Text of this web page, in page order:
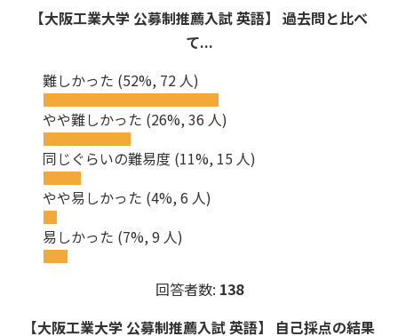
【大阪工業大学 公募制推薦入試 英語】 過去問と比べ
て...
難しかった (52%, 72 人)
やや難しかった (26%, 36 人)
同じぐらいの難易度 (11%, 15 人)
やや易しかった (4%, 6 人)
易しかった (7%, 9 人)
回答者数: 138
【大阪工業大学 公募制推薦入試 英語】 自己採点の結果